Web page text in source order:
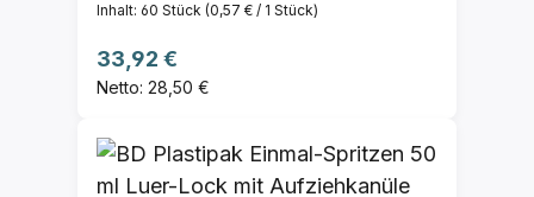
Inhalt: 60 Stück (0,57 € / 1 Stück)
Regulärer Preis:
33,92 €
Netto: 28,50 €